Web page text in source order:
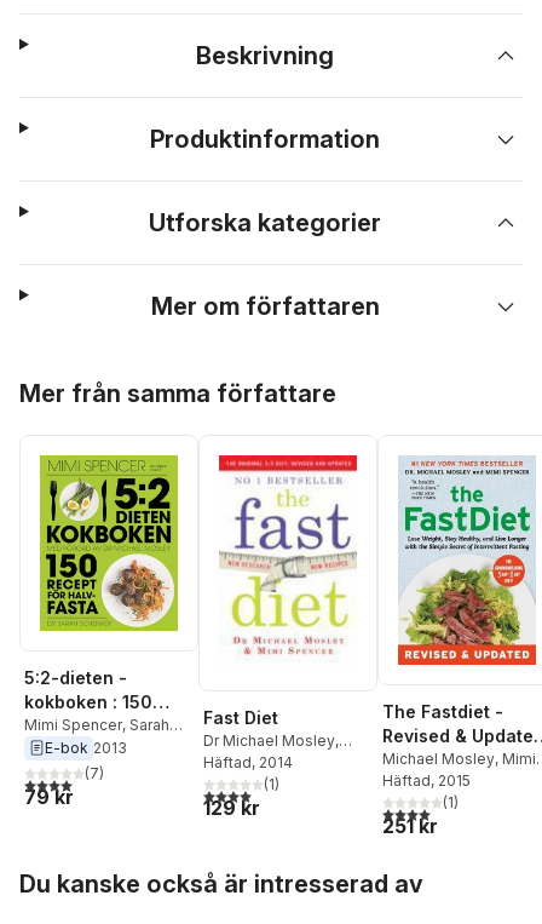
Beskrivning
Produktinformation
Utforska kategorier
Mer om författaren
Mer från samma författare
5:2-dieten -
kokboken : 150
recept för
halvfasta
Mimi Spencer, Sarah
Schenker ,Michael
Mosley
E-bok 2013
4,0utav 5 stjärnor. Totalt antal röster:
(7)
79 kr
Fast Diet
Dr Michael Mosley,
Mimi Spencer
Häftad, 2014
4,0utav 5 stjärnor. Totalt antal röster:
(1)
129 kr
The Fastdiet -
Revised &
Lose Weight, Stay
Healthy, and Live
Longer with the
Simple Secret of
Michael Mosley, Mimi
Spencer
Häftad, 2015
4,0utav 5 stjärnor.
(1)
251 kr
Du kanske också är intresserad av